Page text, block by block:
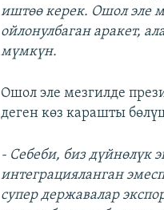
иштөө керек. Ошол эле
ойлонулбаган аракет,
мүмкүн.
Ошол эле мезгилде
деген көз карашты
- Себеби, биз дүйнөлүк
интеграцияланган
супер державалар